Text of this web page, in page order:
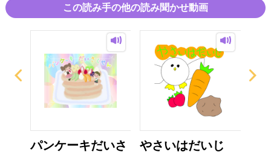
この読み手の他の読み聞かせ動画
パンケーキだいさ
やさいはだいじ